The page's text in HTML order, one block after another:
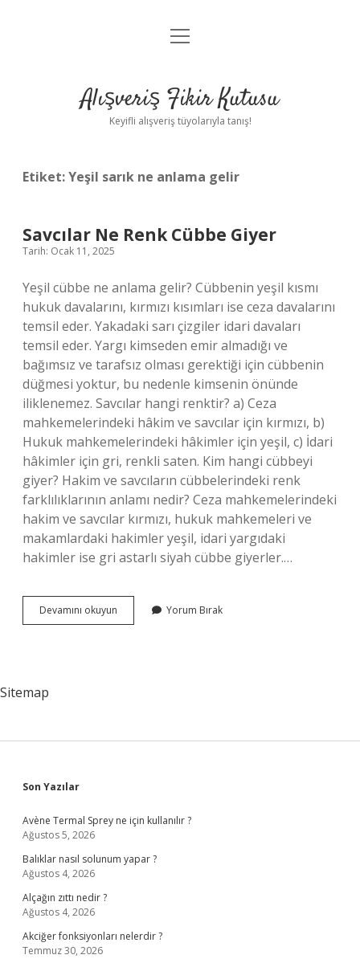
Anasayfa
Yasal Uyarı
menüyü
Alışveriş Fikir Kutusu
Keyifli alışveriş tüyolarıyla tanış!
Etiket:Yeşil sarık ne anlama gelir
Savcılar Ne Renk Cübbe Giyer
Tarih: Ocak 11, 2025
Yeşil cübbe ne anlama gelir? Cübbenin yeşil kısmı
hukuk davalarını, kırmızı kısımları ise ceza davalarını
temsil eder. Yakadaki sarı çizgiler idari davaları
temsil eder. Yargı kimseden emir almadığı ve
bağımsız ve tarafsız olması gerektiği için cübbenin
düğmesi yoktur, bu nedenle kimsenin önünde
iliklenemez. Savcılar hangi renktir? a) Ceza
mahkemelerindeki hâkim ve savcılar için kırmızı, b)
Hukuk mahkemelerindeki hâkimler için yeşil, c) İdari
hâkimler için gri, renkli saten. Kim hangi cübbeyi
giyer? Hakim ve savcıların cübbelerindeki renk
farklılıklarının anlamı nedir? Ceza mahkemelerindeki
hakim ve savcılar kırmızı, hukuk mahkemeleri ve
makamlardaki hakimler yeşil, idari yargıdaki
hakimler ise gri astarlı siyah cübbe giyerler.…
Devamını okuyun
Ne
Yorum Bırak
Sitemap
Sidebar
Son Yazılar
Avène Termal Sprey ne için kullanılır ?
Ağustos 5, 2026
Balıklar nasıl solunum yapar ?
Ağustos 4, 2026
Alçağın zıttı nedir ?
Ağustos 4, 2026
Akciğer fonksiyonları nelerdir ?
Temmuz 30, 2026